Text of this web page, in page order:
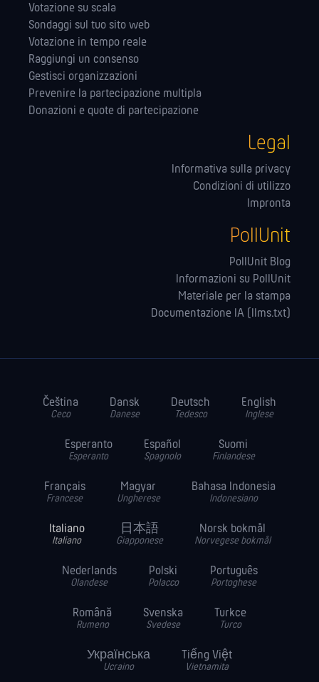
Votazione su scala
Sondaggi sul tuo sito web
Votazione in tempo reale
Raggiungi un consenso
Gestisci organizzazioni
Prevenire la partecipazione multipla
Donazioni e quote di partecipazione
Legal
Informativa sulla privacy
Condizioni di utilizzo
Impronta
PollUnit
PollUnit Blog
Informazioni su PollUnit
Materiale per la stampa
Documentazione IA (llms.txt)
Čeština
Ceco
Dansk
Danese
Deutsch
Tedesco
English
Inglese
Esperanto
Esperanto
Español
Spagnolo
Suomi
Finlandese
Français
Francese
Magyar
Ungherese
Bahasa Indonesia
Indonesiano
Italiano
Italiano
日本語
Giapponese
Norsk bokmål
Norvegese bokmål
Nederlands
Olandese
Polski
Polacco
Português
Portoghese
Română
Rumeno
Svenska
Svedese
Turkce
Turco
Українська
Ucraino
Tiếng Việt
Vietnamita